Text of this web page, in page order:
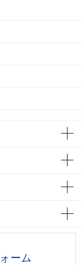
ーム